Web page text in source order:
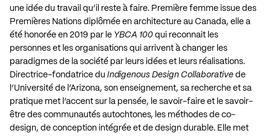
une idée du travail qu’il reste à faire. Première femme issue des
Premières Nations diplômée en architecture au Canada, elle a
été honorée en 2019 par le YBCA 100 qui reconnait les
personnes et les organisations qui arrivent à changer les
paradigmes de la société par leurs idées et leurs réalisations.
Directrice-fondatrice du Indigenous Design Collaborative de
l’Université de l’Arizona, son enseignement, sa recherche et sa
pratique met l’accent sur la pensée, le savoir-faire et le savoir-
être des communautés autochtones, les méthodes de co-
design, de conception intégrée et de design durable. Elle met